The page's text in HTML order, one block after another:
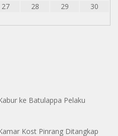
27 28 29
30
ke Batulappa Pelaku
Kost Pinrang Ditangkap